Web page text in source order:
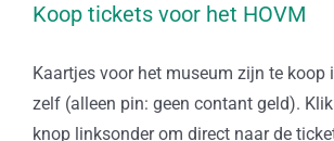
Koop tickets voor het HOVM
Kaartjes voor het museum zijn te koop
zelf (alleen pin: geen contant geld).
knop linksonder om direct naar de